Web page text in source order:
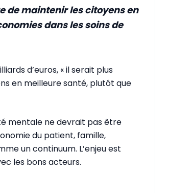
de maintenir les citoyens en
dans les soins de
d’euros, « il serait plus
en meilleure santé, plutôt que
mentale ne devrait pas être
du patient, famille,
un continuum. L’enjeu est
les bons acteurs.